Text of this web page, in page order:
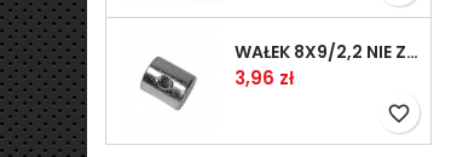
WAŁEK 8X9/2,2 NIE ZAMAWIAĆ
Cena
3,96 zł
favorite_border